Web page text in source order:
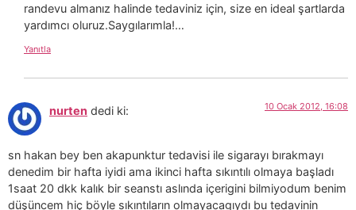
randevu almanız halinde tedaviniz için, size en ideal şartlarda
yardımcı oluruz.Saygılarımla!…
Yanıtla
nurten dedi ki: 10 Ocak 2012, 16:08
sn hakan bey ben akapunktur tedavisi ile sigarayı bırakmayı
denedim bir hafta iyidi ama ikinci hafta sıkıntılı olmaya başladı
1saat 20 dkk kalık bir seanstı aslında içerigini bilmiyodum benim
düşüncem hiç böyle sıkıntıların olmayacagıydı bu tedavinin